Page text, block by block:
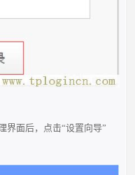
界面后，点击“设置向导”